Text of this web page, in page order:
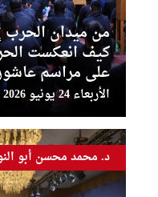
من ميدان الحرب
كيف انعكست
على مراسم
الأربعاء 24 يونيو 2026 - 12:31:30
د. محمد محسن أبو